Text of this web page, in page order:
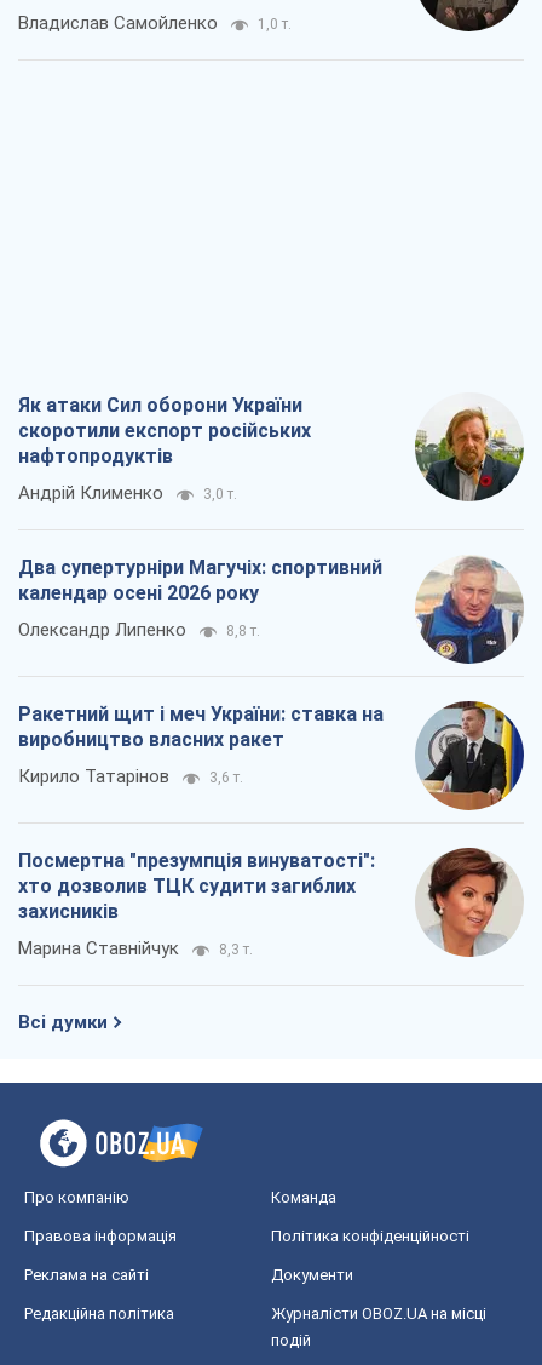
Владислав Самойленко 1,0 т.
Як атаки Сил оборони України
скоротили експорт російських
нафтопродуктів
Андрій Клименко 3,0 т.
Два супертурніри Магучіх: спортивний
календар осені 2026 року
Олександр Липенко 8,8 т.
Ракетний щит і меч України: ставка на
виробництво власних ракет
Кирило Татарінов 3,6 т.
Посмертна "презумпція винуватості":
хто дозволив ТЦК судити загиблих
захисників
Марина Ставнійчук 8,3 т.
Всі думки
Про компанію Команда
Правова інформація Політика конфіденційності
Реклама на сайті Документи
Редакційна політика
Журналісти OBOZ.UA на місці
подій